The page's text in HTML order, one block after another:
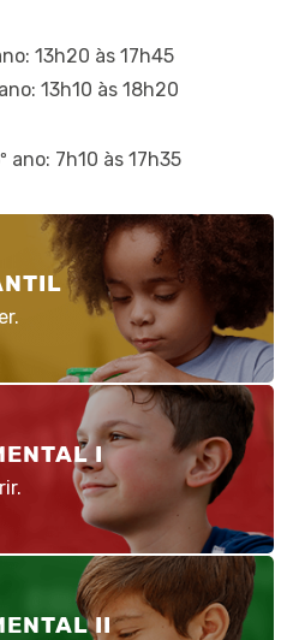
13h20 às 17h45
13h10 às 18h20
ano: 7h10 às 17h35
I
II